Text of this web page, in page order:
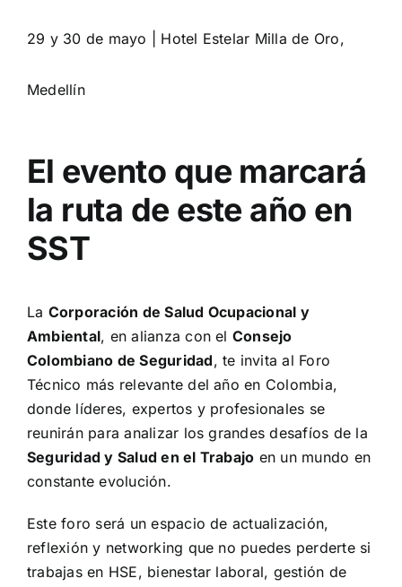
29 y 30 de mayo | Hotel Estelar Milla de Oro,
Medellín
El evento que marcará
la ruta de este año en
SST
La Corporación de Salud Ocupacional y
Ambiental, en alianza con el Consejo
Colombiano de Seguridad, te invita al Foro
Técnico más relevante del año en Colombia,
donde líderes, expertos y profesionales se
reunirán para analizar los grandes desafíos de la
Seguridad y Salud en el Trabajo en un mundo en
constante evolución.
Este foro será un espacio de actualización,
reflexión y networking que no puedes perderte si
trabajas en HSE, bienestar laboral, gestión de